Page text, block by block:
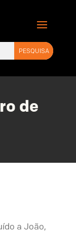
de
a João,